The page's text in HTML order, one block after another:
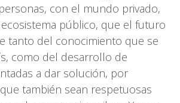
con el mundo privado,
ecosistema público, que el futuro
tanto del conocimiento que se
como del desarrollo de
a dar solución, por
también sean respetuosas